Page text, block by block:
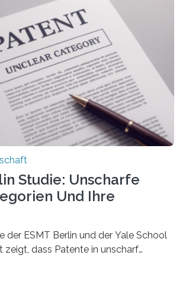
haben, kann entscheidend
Schmerzen verlaufen und welche
Diese individuellen Überzeugungen
einer aktuellen Studie der
Im Rahmen des
„BACKCamPAIN“ führt die
Jost (Hochschule Bochum,
NRW) derzeit eine Online-Umfrage
herauszufinden,…
Studie: Unscharfe
Und Ihre
der ESMT Berlin und der Yale School
zeigt, dass Patente in unscharf
Innovationen führen und